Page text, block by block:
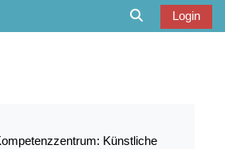
Login
Künstliche